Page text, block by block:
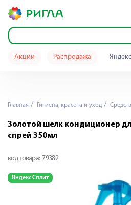
Акции Распродажа
Главная Гигиена, красота и уход
Золотой шелк кондиционер
спрей 350мл
код товара: 79382
Яндекс Сплит